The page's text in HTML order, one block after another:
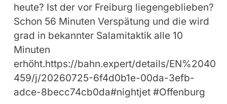
heute? Ist der vor Freiburg liegengeblieben?
Schon 56 Minuten Verspätung und die wird
grad in bekannter Salamitaktik alle 10
Minuten
erhöht.https://bahn.expert/details/EN%2040
459/j/20260725-6f4d0b1e-00da-3efb-
adce-8becc74cb0da#nightjet #Offenburg